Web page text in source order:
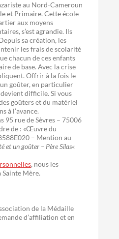
au Nord-Cameroun
et Primaire. Cette école
aux moyens
s’est agrandie. Ils
sa création, les
les frais de scolarité
chacun de ces enfants
de base. Avec la crise
Offrir à la fois le
goûter, en particulier
difficile. Si vous
goûters et du matériel
à l’avance.
95 rue de Sèvres – 75006
de : «Œuvre du
– Mention au
et un goûter – Père Silas«
, nous les
Mère.
de la Médaille
d’affiliation et en